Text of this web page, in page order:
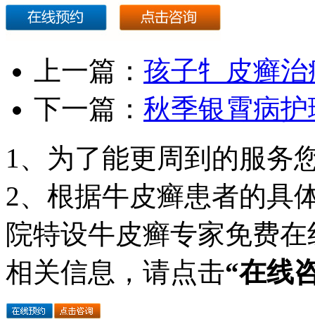
上一篇： 孩子牜皮癣
下一篇： 秋季银霄病护
1、为了能更周到的服务
2、根据牛皮癣患者的具
院特设牛皮癣专家免费
相关信息，请点击“在线